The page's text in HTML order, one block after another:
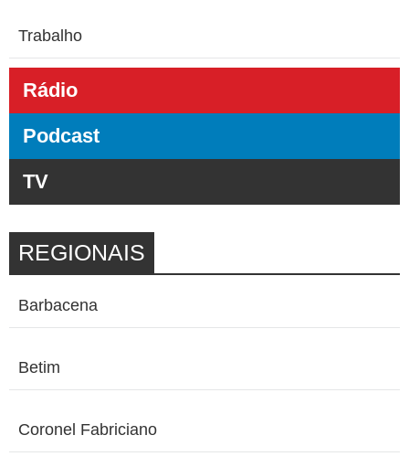
Trabalho
Rádio
Podcast
TV
REGIONAIS
Barbacena
Betim
Coronel Fabriciano